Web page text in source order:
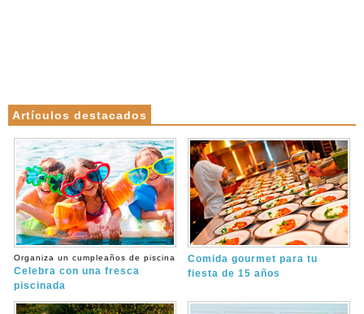
Artículos destacados
Organiza un cumpleaños de piscina
Celebra con una fresca
piscinada
Comida gourmet para tu
fiesta de 15 años